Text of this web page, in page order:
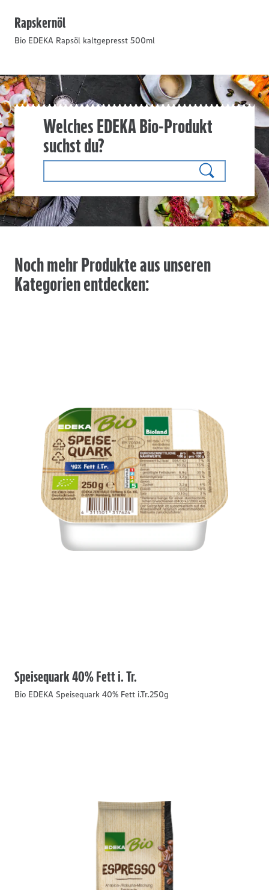
Rapskernöl
Bio EDEKA Rapsöl kaltgepresst 500ml
Welches EDEKA Bio-Produkt
suchst du?
Noch mehr Produkte aus unseren
Kategorien entdecken:
Speisequark 40% Fett i. Tr.
Bio EDEKA Speisequark 40% Fett i.Tr.250g